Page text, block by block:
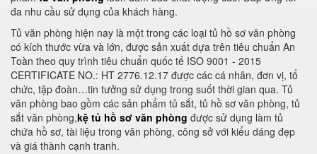
đa nhu cầu sử dụng của khách hàng.
Tủ văn phòng hiện nay là một trong các loại tủ hồ sơ văn phòng
có kích thước vừa và lớn, được sản xuất dựa trên tiêu chuẩn An
Toàn theo quy trình tiêu chuẩn quốc tế ISO 9001 - 2015
CERTIFICATE NO.: HT 2776.12.17 được các cá nhân, đơn vị, tổ
chức, tập đoàn…tin tưởng sử dụng trong suốt thời gian qua. Tủ
văn phòng bao gồm các sản phẩm tủ sắt, tủ hồ sơ văn phòng, tủ
sắt văn phòng,kệ tủ hồ sơ văn phòng được sử dụng làm tủ
chứa hồ sơ, tài liệu trong văn phòng, công sở với kiểu dáng đẹp
và giá thành cạnh tranh.